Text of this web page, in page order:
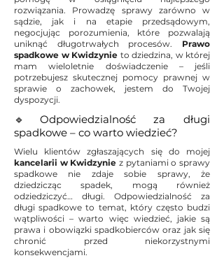
rozwiązania. Prowadzę sprawy zarówno w
sądzie, jak i na etapie przedsądowym,
negocjując porozumienia, które pozwalają
uniknąć długotrwałych procesów. Prawo
spadkowe w Kwidzynie to dziedzina, w której
mam wieloletnie doświadczenie – jeśli
potrzebujesz skutecznej pomocy prawnej w
sprawie o zachowek, jestem do Twojej
dyspozycji.
🔹Odpowiedzialność za długi
spadkowe – co warto wiedzieć?
Wielu klientów zgłaszających się do mojej
kancelarii w Kwidzynie z pytaniami o sprawy
spadkowe nie zdaje sobie sprawy, że
dziedzicząc spadek, mogą również
odziedziczyć… długi. Odpowiedzialność za
długi spadkowe to temat, który często budzi
wątpliwości – warto więc wiedzieć, jakie są
prawa i obowiązki spadkobierców oraz jak się
chronić przed niekorzystnymi
konsekwencjami.